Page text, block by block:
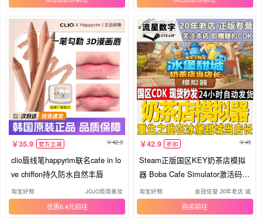
35.9 官方立减 42.3
clio唇线笔happyrim联名cafe in lo
ve chiffon持久防水自然丰唇
淘宝好物 JOJO周周美妆
优惠6.4元
42.9 折扣 45
Steam正版国区KEY奶茶店模拟
器 Boba Cafe Simulator激活码C
DKEY
淘宝好物 金冠信誉 20年老店 诚信
购买